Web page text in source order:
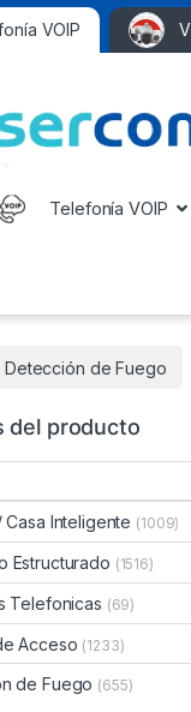
VOIP
Telefonía VOIP
Detección de Fuego
del producto
Casa Inteligente (1009)
Estructurado (1516)
Telefonicas (69)
Acceso (1233)
de Fuego (655)